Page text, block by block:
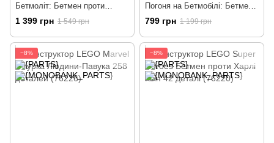
Бетмоліт: Бетмен проти
Джокера 357 деталей (76265)
1 399 грн 1 549 грн
Погоня на Бетмобілі: Бетмен
проти Джокера 54 деталі
(76264)
799 грн 1 199 грн
−8% −8%